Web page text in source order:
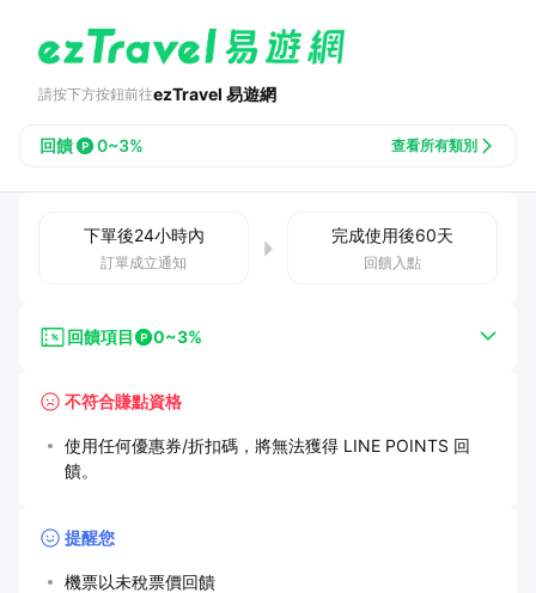
請按下方按鈕前往ezTravel 易遊網
回饋 0~3% 查看所有類別
下單後24小時內
訂單成立通知
完成使用後60天
回饋入點
回饋項目 0~3%
不符合賺點資格
使用任何優惠券/折扣碼，將無法獲得 LINE POINTS 回
饋。
提醒您
機票以未稅票價回饋